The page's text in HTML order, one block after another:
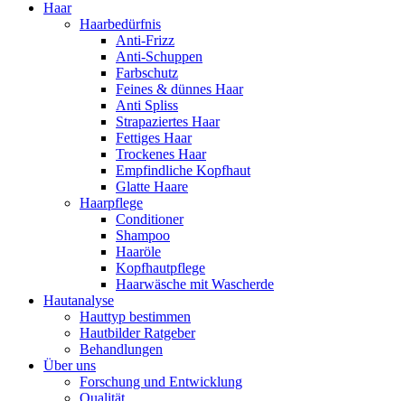
Haar
Haarbedürfnis
Anti-Frizz
Anti-Schuppen
Farbschutz
Feines & dünnes Haar
Anti Spliss
Strapaziertes Haar
Fettiges Haar
Trockenes Haar
Empfindliche Kopfhaut
Glatte Haare
Haarpflege
Conditioner
Shampoo
Haaröle
Kopfhautpflege
Haarwäsche mit Wascherde
Hautanalyse
Hauttyp bestimmen
Hautbilder Ratgeber
Behandlungen
Über uns
Forschung und Entwicklung
Qualität